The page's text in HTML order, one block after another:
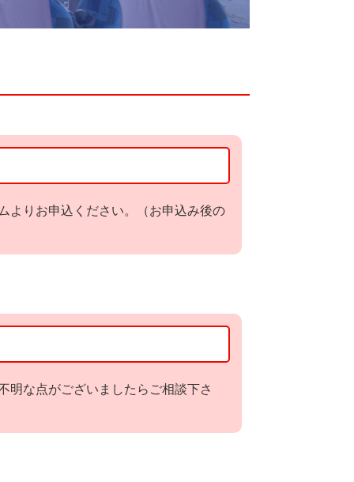
よりお申込ください。（お申込み後の
明な点がございましたらご相談下さ